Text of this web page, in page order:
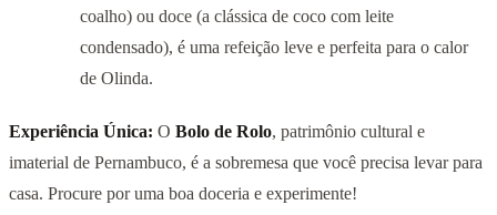
coalho) ou doce (a clássica de coco com leite
condensado), é uma refeição leve e perfeita para o calor
de Olinda.
Experiência Única: O Bolo de Rolo, patrimônio cultural e
imaterial de Pernambuco, é a sobremesa que você precisa levar para
casa. Procure por uma boa doceria e experimente!